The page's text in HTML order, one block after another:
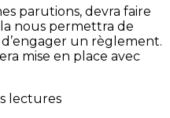
parutions, devra faire
nous permettra de
un règlement.
mise en place avec
lectures